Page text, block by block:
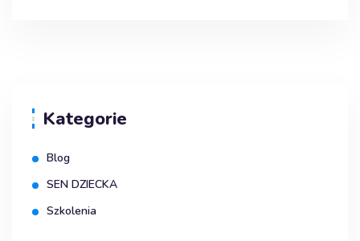
Kategorie
Blog
SEN DZIECKA
Szkolenia